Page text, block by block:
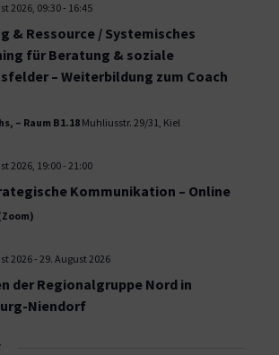
2026, 09:30- 16:45
& Ressource / Systemisches
für Beratung & soziale
– Weiterbildung zum Coach
– Raum B1.18 Muhliusstr. 29/31, Kiel
2026, 19:00- 21:00
Kommunikation – Online
2026- 29. August 2026
der Regionalgruppe Nord in
Niendorf